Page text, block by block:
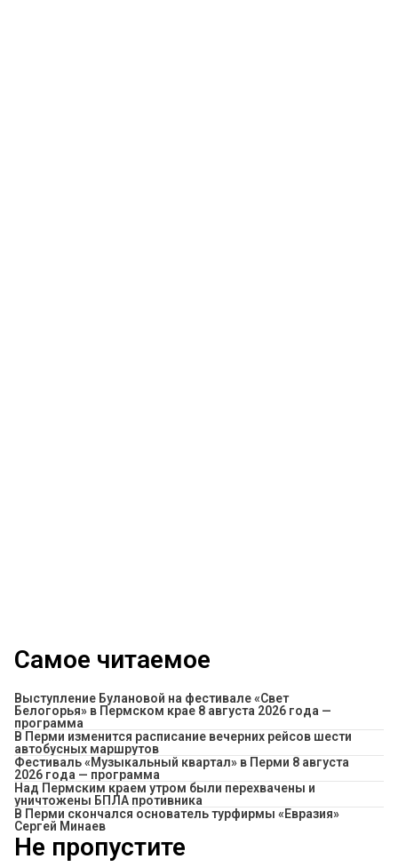
Самое читаемое
Выступление Булановой на фестивале «Свет
Белогорья» в Пермском крае 8 августа 2026 года —
программа
​В Перми изменится расписание вечерних рейсов шести
автобусных маршрутов
Фестиваль «Музыкальный квартал» в Перми 8 августа
2026 года — программа
Над Пермским краем утром были перехвачены и
уничтожены БПЛА противника
В Перми скончался основатель турфирмы «Евразия»
Сергей Минаев
Не пропустите